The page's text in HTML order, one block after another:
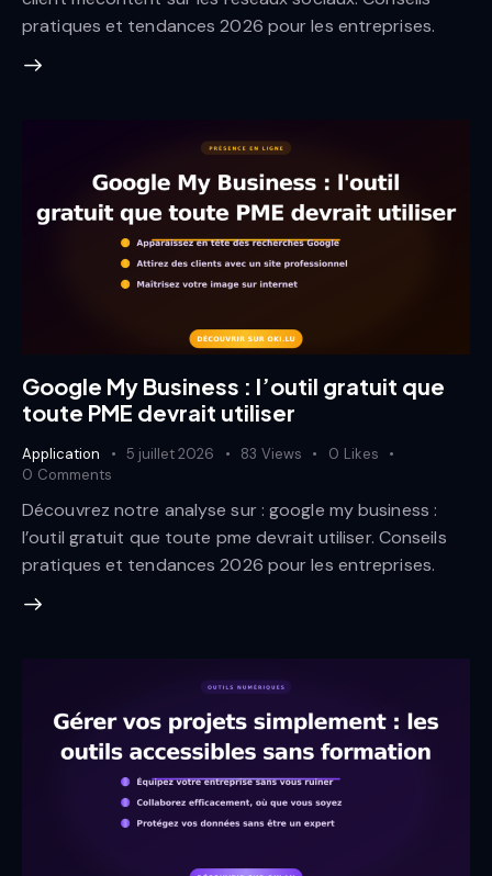
pratiques et tendances 2026 pour les entreprises.
Google My Business : l’outil gratuit que
toute PME devrait utiliser
Application 5 juillet 2026 83 Views 0 Likes
0 Comments
Découvrez notre analyse sur : google my business :
l’outil gratuit que toute pme devrait utiliser. Conseils
pratiques et tendances 2026 pour les entreprises.